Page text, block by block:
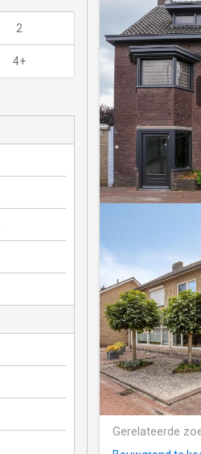
Gerelateerde
2
4+